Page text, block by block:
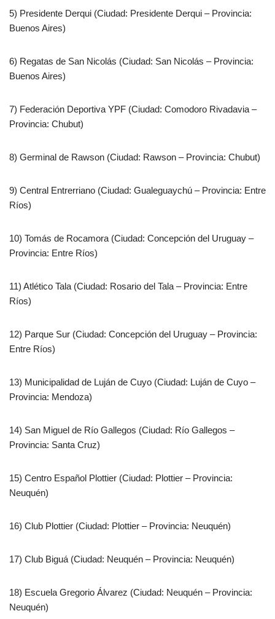
5) Presidente Derqui (Ciudad: Presidente Derqui – Provincia:
Buenos Aires)
6) Regatas de San Nicolás (Ciudad: San Nicolás – Provincia:
Buenos Aires)
7) Federación Deportiva YPF (Ciudad: Comodoro Rivadavia –
Provincia: Chubut)
8) Germinal de Rawson (Ciudad: Rawson – Provincia: Chubut)
9) Central Entrerriano (Ciudad: Gualeguaychú – Provincia: Entre
Ríos)
10) Tomás de Rocamora (Ciudad: Concepción del Uruguay –
Provincia: Entre Ríos)
11) Atlético Tala (Ciudad: Rosario del Tala – Provincia: Entre
Ríos)
12) Parque Sur (Ciudad: Concepción del Uruguay – Provincia:
Entre Ríos)
13) Municipalidad de Luján de Cuyo (Ciudad: Luján de Cuyo –
Provincia: Mendoza)
14) San Miguel de Río Gallegos (Ciudad: Río Gallegos –
Provincia: Santa Cruz)
15) Centro Español Plottier (Ciudad: Plottier – Provincia:
Neuquén)
16) Club Plottier (Ciudad: Plottier – Provincia: Neuquén)
17) Club Biguá (Ciudad: Neuquén – Provincia: Neuquén)
18) Escuela Gregorio Álvarez (Ciudad: Neuquén – Provincia:
Neuquén)